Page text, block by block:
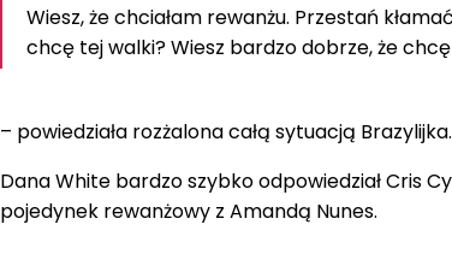
Wiesz, że chciałam rewanżu. Przestań
chcę tej walki? Wiesz bardzo dobrze, że
– powiedziała rozżalona całą sytuacją Brazylijka.
Dana White bardzo szybko odpowiedział Cris
pojedynek rewanżowy z Amandą Nunes.